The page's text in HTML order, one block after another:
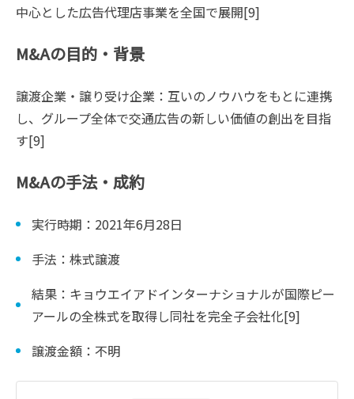
中心とした広告代理店事業を全国で展開[9]
M&Aの目的・背景
譲渡企業・譲り受け企業：互いのノウハウをもとに連携
し、グループ全体で交通広告の新しい価値の創出を目指
す[9]
M&Aの手法・成約
実行時期：2021年6月28日
手法：株式譲渡
結果：キョウエイアドインターナショナルが国際ピー
アールの全株式を取得し同社を完全子会社化[9]
譲渡金額：不明